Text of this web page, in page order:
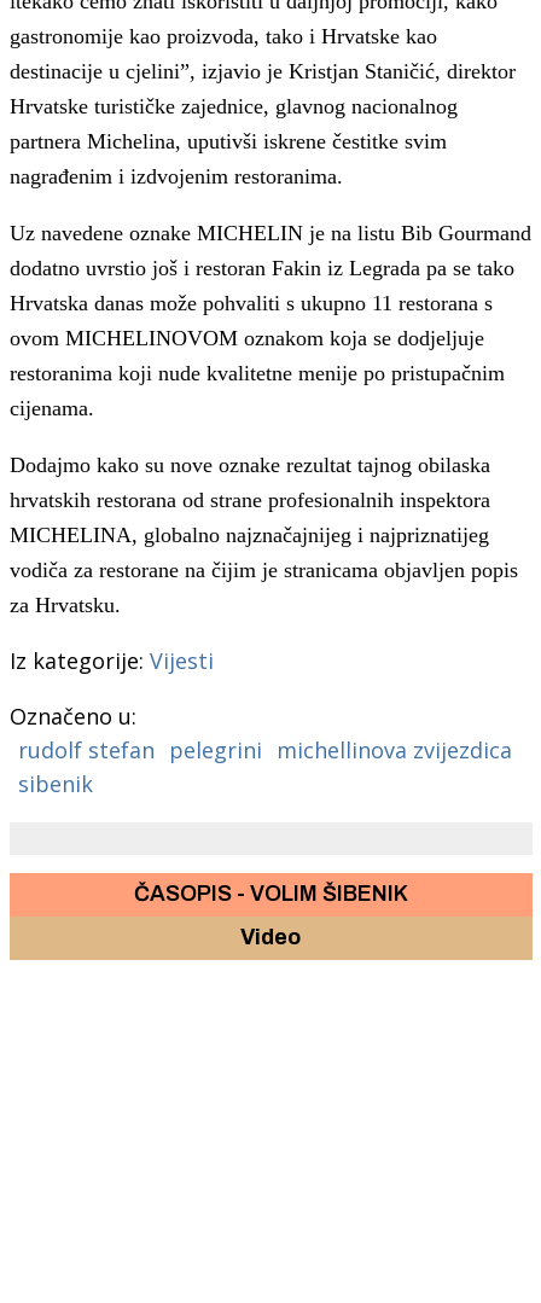
gastronomije kao proizvoda, tako i Hrvatske kao
destinacije u cjelini”, izjavio je Kristjan Staničić, direktor
Hrvatske turističke zajednice, glavnog nacionalnog
partnera Michelina, uputivši iskrene čestitke svim
nagrađenim i izdvojenim restoranima.
Uz navedene oznake MICHELIN je na listu Bib Gourmand
dodatno uvrstio još i restoran Fakin iz Legrada pa se tako
Hrvatska danas može pohvaliti s ukupno 11 restorana s
ovom MICHELINOVOM oznakom koja se dodjeljuje
restoranima koji nude kvalitetne menije po pristupačnim
cijenama.
Dodajmo kako su nove oznake rezultat tajnog obilaska
hrvatskih restorana od strane profesionalnih inspektora
MICHELINA, globalno najznačajnijeg i najpriznatijeg
vodiča za restorane na čijim je stranicama objavljen popis
za Hrvatsku.
Iz kategorije: Vijesti
Označeno u:
rudolf stefan
pelegrini
michellinova zvijezdica
sibenik
ČASOPIS - VOLIM ŠIBENIK
Video